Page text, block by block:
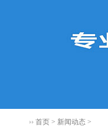
首页 > 新闻动态 >